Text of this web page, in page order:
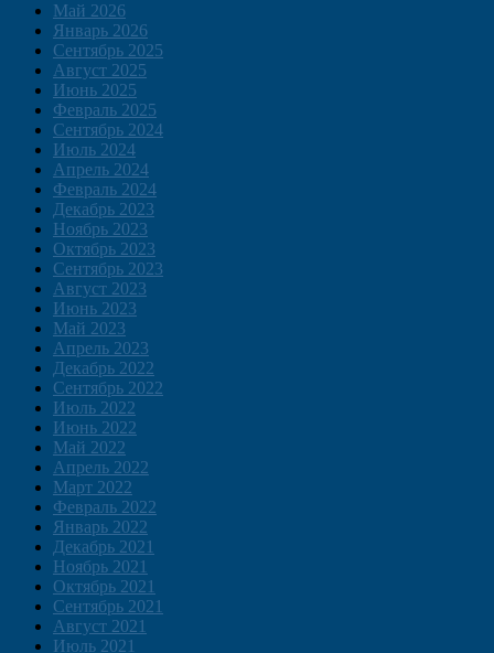
Май 2026
Январь 2026
Сентябрь 2025
Август 2025
Июнь 2025
Февраль 2025
Сентябрь 2024
Июль 2024
Апрель 2024
Февраль 2024
Декабрь 2023
Ноябрь 2023
Октябрь 2023
Сентябрь 2023
Август 2023
Июнь 2023
Май 2023
Апрель 2023
Декабрь 2022
Сентябрь 2022
Июль 2022
Июнь 2022
Май 2022
Апрель 2022
Март 2022
Февраль 2022
Январь 2022
Декабрь 2021
Ноябрь 2021
Октябрь 2021
Сентябрь 2021
Август 2021
Июль 2021